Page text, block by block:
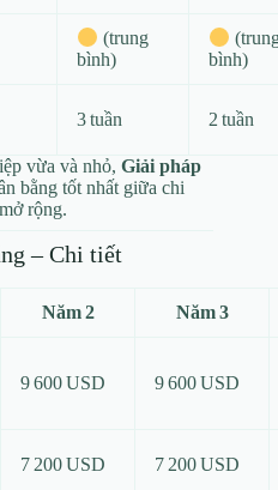
(trung
bình)
bình)
3 tuần 2 tuần
vừa và nhỏ, Giải pháp
bằng tốt nhất giữa chi
rộng.
– Chi tiết
Năm 2 Năm 3
9 600 USD 9 600 USD
7 200 USD 7 200 USD